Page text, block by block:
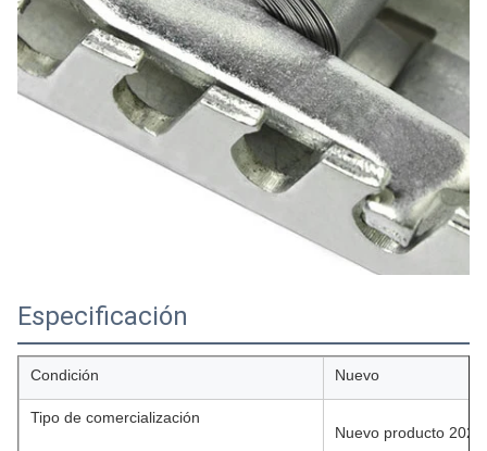
Especificación
Condición Nuevo
Tipo de comercialización
Nuevo producto 2023